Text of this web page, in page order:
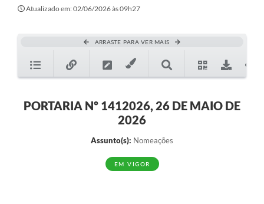
Atualizado em: 02/06/2026 às 09h27
ARRASTE PARA VER MAIS
PORTARIA Nº 1412026, 26 DE MAIO DE
2026
Assunto(s): Nomeações
EM VIGOR